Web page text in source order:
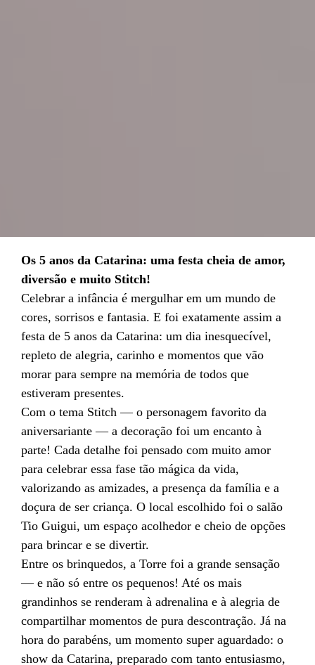
Os 5 anos da Catarina: uma festa cheia de amor,
diversão e muito Stitch!
Celebrar a infância é mergulhar em um mundo de
cores, sorrisos e fantasia. E foi exatamente assim a
festa de 5 anos da Catarina: um dia inesquecível,
repleto de alegria, carinho e momentos que vão
morar para sempre na memória de todos que
estiveram presentes.
Com o tema Stitch — o personagem favorito da
aniversariante — a decoração foi um encanto à
parte! Cada detalhe foi pensado com muito amor
para celebrar essa fase tão mágica da vida,
valorizando as amizades, a presença da família e a
doçura de ser criança. O local escolhido foi o salão
Tio Guigui, um espaço acolhedor e cheio de opções
para brincar e se divertir.
Entre os brinquedos, a Torre foi a grande sensação
— e não só entre os pequenos! Até os mais
grandinhos se renderam à adrenalina e à alegria de
compartilhar momentos de pura descontração. Já na
hora do parabéns, um momento super aguardado: o
show da Catarina, preparado com tanto entusiasmo,